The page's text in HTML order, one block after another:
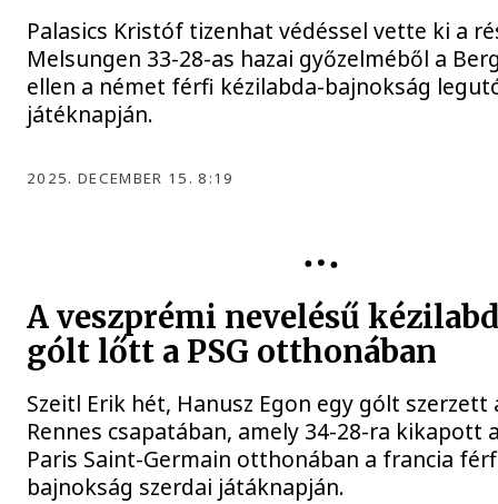
Palasics Kristóf tizenhat védéssel vette ki a
Melsungen 33-28-as hazai győzelméből a
ellen a német férfi kézilabda-bajnokság
játéknapján.
2025. DECEMBER 15. 8:19
A veszprémi nevelésű
gólt lőtt a PSG otthonában
Szeitl Erik hét, Hanusz Egon egy gólt szerzett
Rennes csapatában, amely 34-28-ra kikapott
Paris Saint-Germain otthonában a francia
bajnokság szerdai játáknapján.